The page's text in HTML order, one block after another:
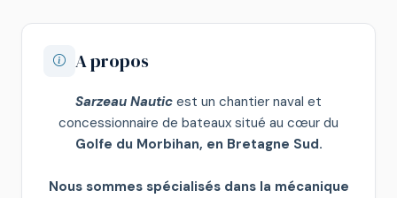
A propos
Sarzeau Nautic est un chantier naval et
concessionnaire de bateaux situé au cœur du
Golfe du Morbihan, en Bretagne Sud.
Nous sommes spécialisés dans la mécanique